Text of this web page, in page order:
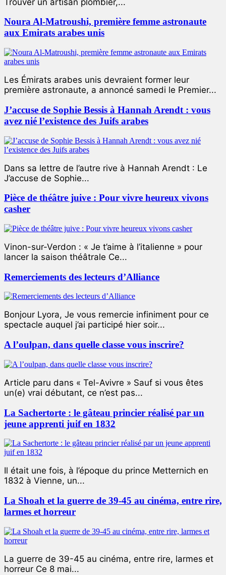
Noura Al-Matroushi, première femme astronaute
aux Emirats arabes unis
Les Émirats arabes unis devraient former leur
première astronaute, a annoncé samedi le Premier...
J’accuse de Sophie Bessis à Hannah Arendt : vous
avez nié l’existence des Juifs arabes
Dans sa lettre de l’autre rive à Hannah Arendt : Le
J’accuse de Sophie...
Pièce de théâtre juive : Pour vivre heureux vivons
casher
Vinon-sur-Verdon : « Je t’aime à l’italienne » pour
lancer la saison théâtrale Ce...
Remerciements des lecteurs d’Alliance
Bonjour Lyora, Je vous remercie infiniment pour ce
spectacle auquel j’ai participé hier soir...
A l’oulpan, dans quelle classe vous inscrire?
Article paru dans « Tel-Avivre » Sauf si vous êtes
un(e) vrai débutant, ce n’est pas...
La Sachertorte : le gâteau princier réalisé par un
jeune apprenti juif en 1832
Il était une fois, à l’époque du prince Metternich en
1832 à Vienne, un...
La Shoah et la guerre de 39-45 au cinéma, entre rire,
larmes et horreur
La guerre de 39-45 au cinéma, entre rire, larmes et
horreur Ce 8 mai...